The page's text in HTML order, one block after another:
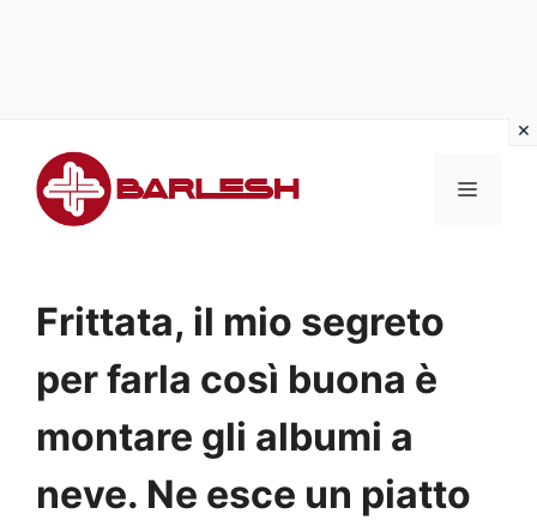
contenuto
MENU
Frittata, il mio segreto
per farla così buona è
montare gli albumi a
neve. Ne esce un piatto